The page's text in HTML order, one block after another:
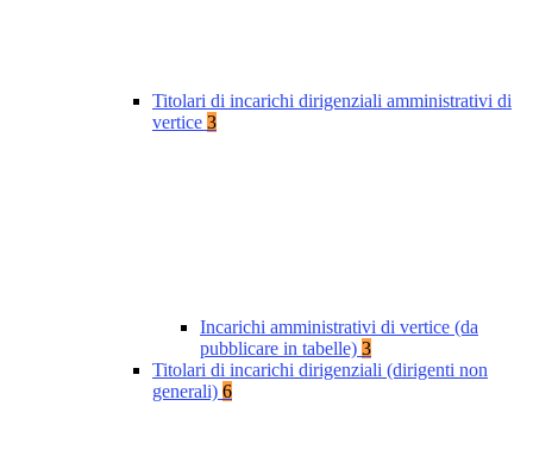
Titolari di incarichi dirigenziali amministrativi di
vertice 3
Incarichi amministrativi di vertice (da
pubblicare in tabelle) 3
Titolari di incarichi dirigenziali (dirigenti non
generali) 6